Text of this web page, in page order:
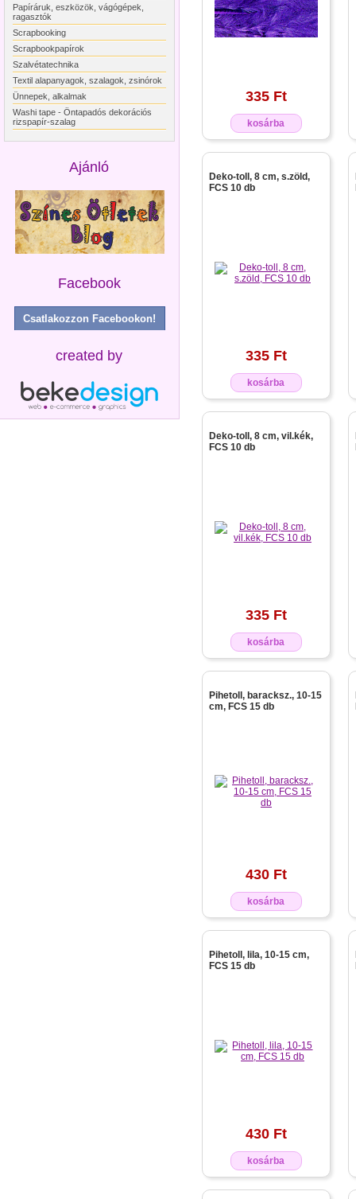
Papíráruk, eszközök, vágógépek,
ragasztók
Scrapbooking
Scrapbookpapírok
Szalvétatechnika
Textil alapanyagok, szalagok, zsinórok
Ünnepek, alkalmak
Washi tape - Öntapadós dekorációs
rizspapír-szalag
Ajánló
Facebook
Csatlakozzon Facebookon!
created by
335 Ft
kosárba
Deko-toll, 8 cm, s.zöld,
FCS 10 db
335 Ft
kosárba
Deko-toll, 8 cm, vil.kék,
FCS 10 db
335 Ft
kosárba
Pihetoll, baracksz., 10-15
cm, FCS 15 db
430 Ft
kosárba
Pihetoll, lila, 10-15 cm,
FCS 15 db
430 Ft
kosárba